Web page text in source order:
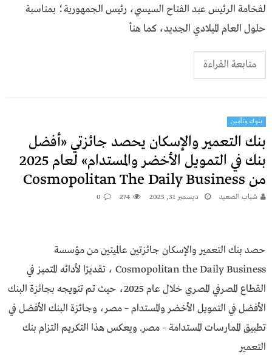
لفخامة الرئيس عبد الفتاح السيسي، رئيس الجمهورية؛ بمناسبة
حلول العام الميلادي الجديد، كما هنأ
متابعة القراءة
بنوك وتأمين
بنك التعمير والإسكان يحصد جائزتي «أفضل
بنك في التمويل الأخضر والمستدام» لعام 2025
من Cosmopolitan The Daily Business
شباب الصعيد ديسمبر 31, 2025 274
0
حصد بنك التعمير والإسكان جائزتين عالميتين من مؤسسة
Cosmopolitan the Daily Business ، تقديرًا لأدائه المتميز في
القطاع المصرفي المصري خلال عام 2025، حيث تم تتويجه بجائزة البنك
الأفضل في التمويل الأخضر والمستدام – مصر، وجائزة البنك الأفضل في
تطبيق الممارسات المستدامة – مصر. ويعكس هذا التكريم التزام بنك
التعمير